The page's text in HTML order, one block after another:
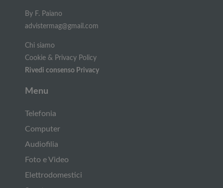
By F. Paiano
advistermag@gmail.com
Chi siamo
Cookie & Privacy Policy
Rivedi consenso Privacy
Menu
Telefonia
Computer
Audiofilia
Foto e Video
Elettrodomestici